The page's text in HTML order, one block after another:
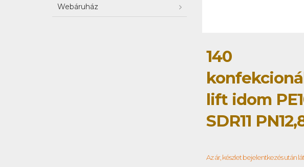
Webáruház
140
lift idom
SDR11
Az ár, készlet bejelentkezés után